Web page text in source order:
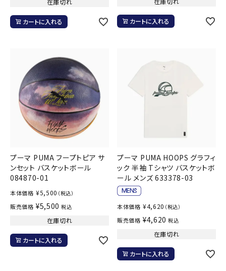
カートに入れる カートに入れる
プーマ PUMA フープトピア サ
ンセット バスケットボール
084870-01
本体価格 ¥5,500 （税込）
販売価格 ¥5,500 税込
在庫切れ
カートに入れる
プーマ PUMA HOOPS グラフィ
ック 半袖 Tシャツ バスケットボ
ール メンズ 633378-03
本体価格 ¥4,620 （税込）
販売価格 ¥4,620 税込
在庫切れ
カートに入れる